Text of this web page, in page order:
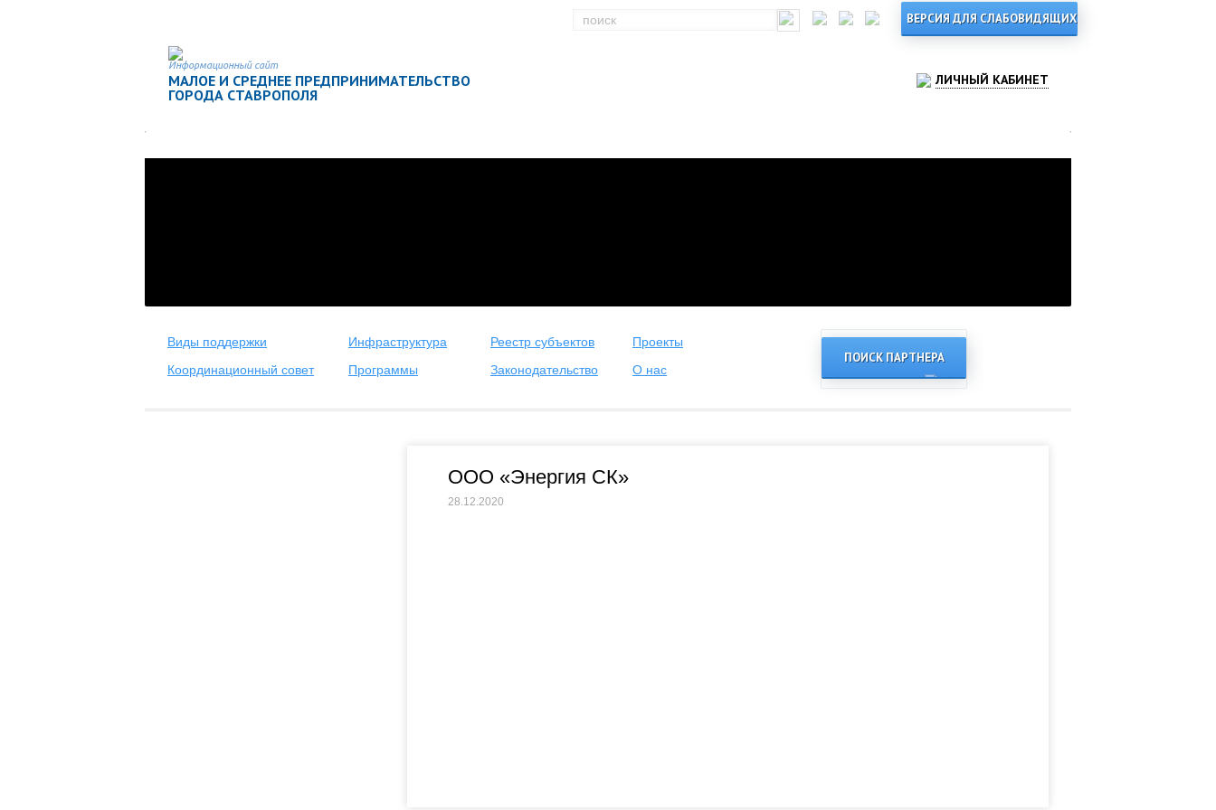
Информационный сайт
МАЛОЕ И СРЕДНЕЕ ПРЕДПРИНИМАТЕЛЬСТВО
ГОРОДА СТАВРОПОЛЯ
ЛИЧНЫЙ КАБИНЕТ
Виды поддержки Инфраструктура Реестр субъектов
Проекты
Координационный совет
Программы Законодательство О нас
ПОИСК ПАРТНЕРА
ООО «Энергия СК»
28.12.2020